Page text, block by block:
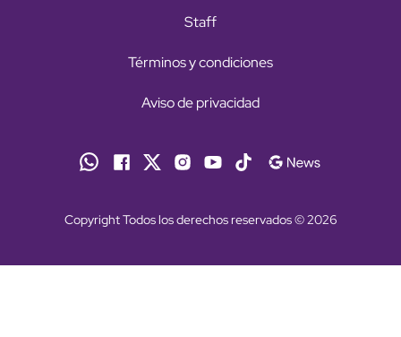
Staff
Términos y condiciones
Aviso de privacidad
Copyright Todos los derechos reservados © 2026